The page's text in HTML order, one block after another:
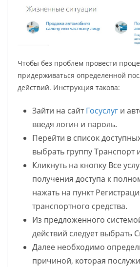
Чтобы без проблем провести
придерживаться определенной
действий. Инструкция такова:
Зайти на сайтГосуслуг и
введя логин и пароль.
Перейти в список
выбрать группу Транспорт
Кликнуть на кнопку Все
получения доступа к
нажать на пункт
транспортного средства.
Из предложенного
действий следует выбрать
Далее необходимо
причиной, которая